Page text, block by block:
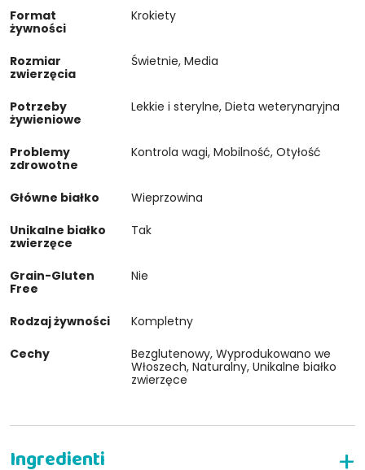
Format
żywności
Krokiety
Rozmiar
zwierzęcia
Świetnie, Media
Potrzeby
żywieniowe
Lekkie i sterylne, Dieta weterynaryjna
Problemy
zdrowotne
Kontrola wagi, Mobilność, Otyłość
Główne białko
Wieprzowina
Unikalne białko
zwierzęce
Tak
Grain-Gluten
Free
Nie
Rodzaj żywności
Kompletny
Cechy
Bezglutenowy, Wyprodukowano we
Włoszech, Naturalny, Unikalne białko
zwierzęce